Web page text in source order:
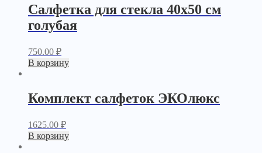
Салфетка для стекла 40х50 см
голубая
750.00 ₽
В корзину
Комплект салфеток ЭКОлюкс
1625.00 ₽
В корзину